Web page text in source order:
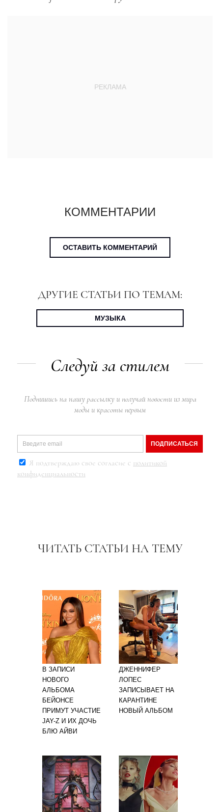
КОММЕНТАРИИ
ОСТАВИТЬ КОММЕНТАРИЙ
ДРУГИЕ СТАТЬИ ПО ТЕМАМ:
МУЗЫКА
Следуй за стилем
Подпишись на нашу рассылку и получай новости из мира
моды и красоты первым
ПОДПИСАТЬСЯ
Я подтверждаю свое согласие с политикой
конфиденциальности
ЧИТАТЬ СТАТЬИ НА ТЕМУ
В ЗАПИСИ
НОВОГО
АЛЬБОМА
БЕЙОНСЕ
ПРИМУТ УЧАСТИЕ
JAY-Z И ИХ ДОЧЬ
БЛЮ АЙВИ
ДЖЕННИФЕР
ЛОПЕС
ЗАПИСЫВАЕТ НА
КАРАНТИНЕ
НОВЫЙ АЛЬБОМ